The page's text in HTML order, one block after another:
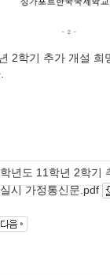
2학기 추가 개설 희
년도 11학년 2학기
시 가정통신문.pdf